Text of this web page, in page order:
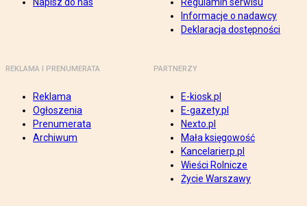
Informacje o nadawcy
Deklaracja dostępności
REKLAMA I PRENUMERATA
Reklama
Ogłoszenia
Prenumerata
Archiwum
PARTNERZY
E-kiosk.pl
E-gazety.pl
Nexto.pl
Mała księgowość
Kancelarierp.pl
Wieści Rolnicze
Życie Warszawy